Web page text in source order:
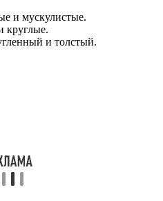
и мускулистые.
круглые.
и толстый.